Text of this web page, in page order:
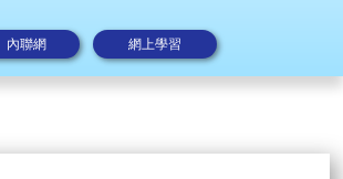
內聯網 網上學習